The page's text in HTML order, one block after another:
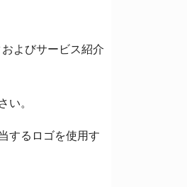
よびサービス紹介
い。
するロゴを使用す